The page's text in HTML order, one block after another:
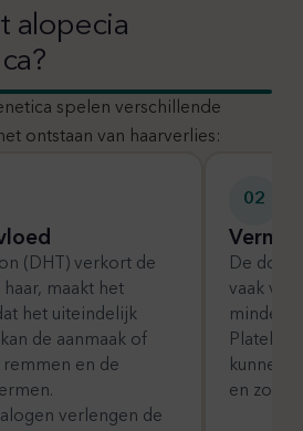
alopecia
spelen verschillende
ontstaan van haarverlies:
(DHT) verkort de
maakt het
het uiteindelijk
de aanmaak of
en de
verlengen de
02
De
vaak
minder
Platelet-
kunnen
en zo de